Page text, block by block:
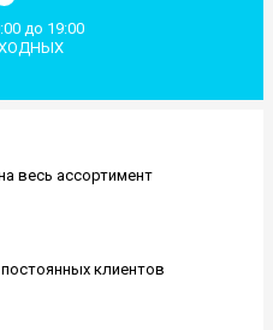
до 19:00
весь ассортимент
клиентов